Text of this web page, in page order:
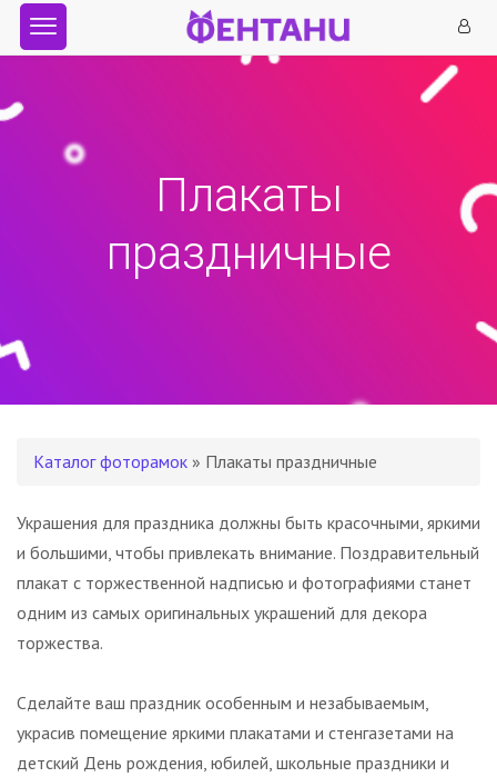
Плакаты
праздничные
Каталог фоторамок » Плакаты праздничные
Украшения для праздника должны быть красочными, яркими
и большими, чтобы привлекать внимание. Поздравительный
плакат с торжественной надписью и фотографиями станет
одним из самых оригинальных украшений для декора
торжества.
Сделайте ваш праздник особенным и незабываемым,
украсив помещение яркими плакатами и стенгазетами на
детский День рождения, юбилей, школьные праздники и